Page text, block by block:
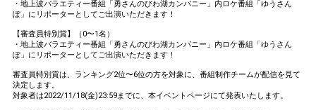
・地上波バラエティー番組「勇さんのびわ湖カンパニー」内ロケ番組「ゆうさん
ぽ」にリポーターとしてご出演いただきます！
【審査員特別賞】（0〜1名）
・地上波バラエティー番組「勇さんのびわ湖カンパニー」内ロケ番組「ゆうさん
ぽ」にリポーターとしてご出演いただきます！
審査員特別賞は、ランキング2位〜6位の方を対象に、番組制作チームが配信を見て
決定します。
対象者は2022/11/18(金)23:59までに、本イベントページにて発表いたします。